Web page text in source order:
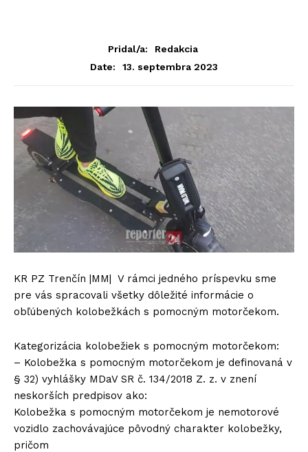
Pridal/a:
Redakcia
Date:
13. septembra 2023
KR PZ Trenčín |MM| V rámci jedného príspevku sme
pre vás spracovali všetky dôležité informácie o
obľúbených kolobežkách s pomocným motorčekom.
Kategorizácia kolobežiek s pomocným motorčekom:
– Kolobežka s pomocným motorčekom je definovaná v
§ 32) vyhlášky MDaV SR č. 134/2018 Z. z. v znení
neskorších predpisov ako:
Kolobežka s pomocným motorčekom je nemotorové
vozidlo zachovávajúce pôvodný charakter kolobežky,
pričom